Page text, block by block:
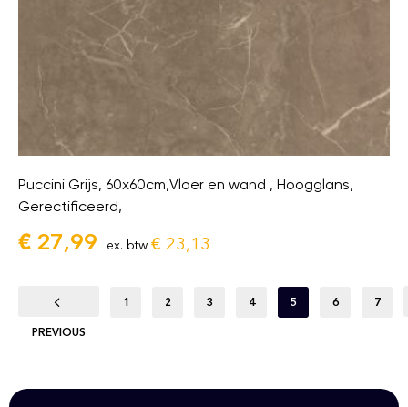
Puccini Grijs, 60x60cm,Vloer en wand , Hoogglans,
Gerectificeerd,
€ 27,99 ex. btw € 23,13
PREVIOUS
1 2 3 4 5 6 7